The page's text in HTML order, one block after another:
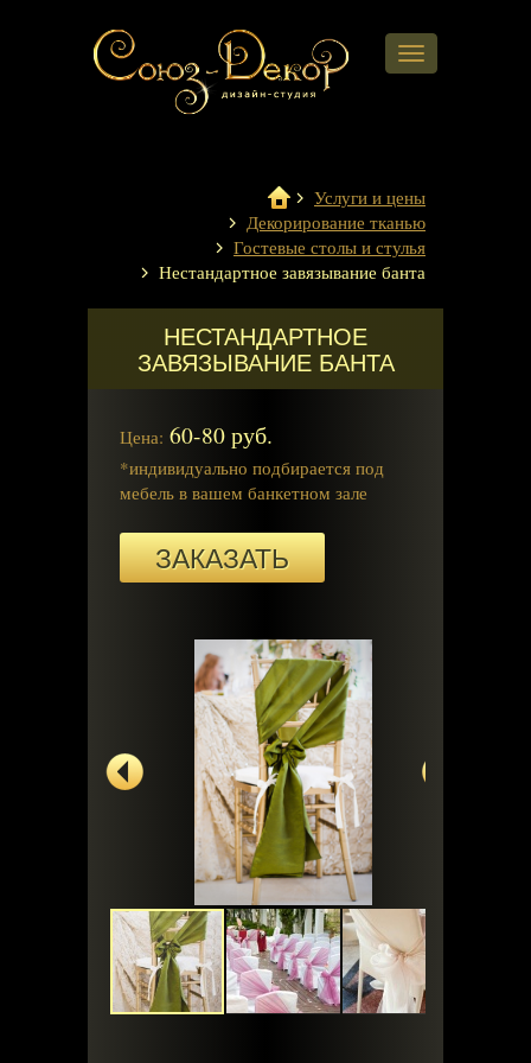
Навигация
Услуги и цены
Декорирование тканью
Гостевые столы и стулья
Нестандартное завязывание банта
НЕСТАНДАРТНОЕ
ЗАВЯЗЫВАНИЕ БАНТА
Цена: 60-80 руб.
*индивидуально подбирается под
мебель в вашем банкетном зале
ЗАКАЗАТЬ